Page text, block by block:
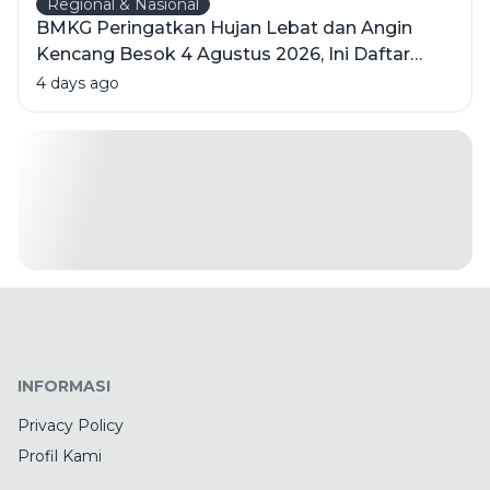
Regional & Nasional
BMKG Peringatkan Hujan Lebat dan Angin
Kencang Besok 4 Agustus 2026, Ini Daftar
Wilayahnya
4 days ago
INFORMASI
Privacy Policy
Profil Kami